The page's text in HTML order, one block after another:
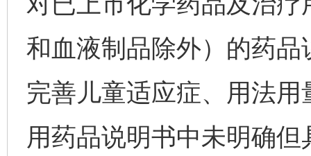
和血液制品除外）的药
完善儿童适应症、用法
用药品说明书中未明确